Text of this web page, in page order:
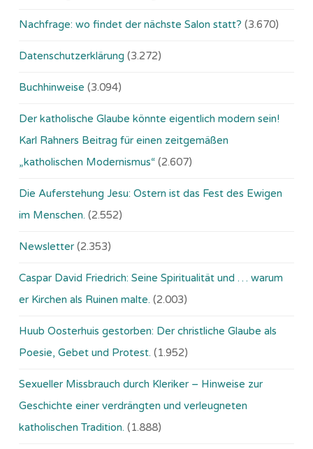
Nachfrage: wo findet der nächste Salon statt? (3.670)
Datenschutzerklärung (3.272)
Buchhinweise (3.094)
Der katholische Glaube könnte eigentlich modern sein!
Karl Rahners Beitrag für einen zeitgemäßen
„katholischen Modernismus“ (2.607)
Die Auferstehung Jesu: Ostern ist das Fest des Ewigen
im Menschen. (2.552)
Newsletter (2.353)
Caspar David Friedrich: Seine Spiritualität und … warum
er Kirchen als Ruinen malte. (2.003)
Huub Oosterhuis gestorben: Der christliche Glaube als
Poesie, Gebet und Protest. (1.952)
Sexueller Missbrauch durch Kleriker – Hinweise zur
Geschichte einer verdrängten und verleugneten
katholischen Tradition. (1.888)